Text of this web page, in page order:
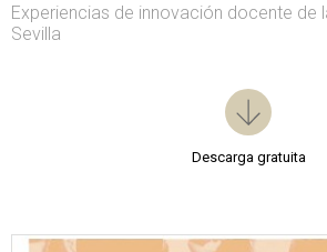
Experiencias de innovación docente de
Sevilla
Descarga gratuita